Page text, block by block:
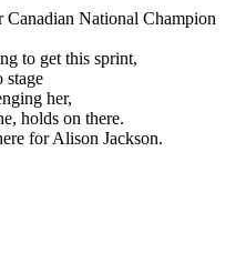
Canadian National Champion
to get this sprint,
stage
her,
holds on there.
for Alison Jackson.